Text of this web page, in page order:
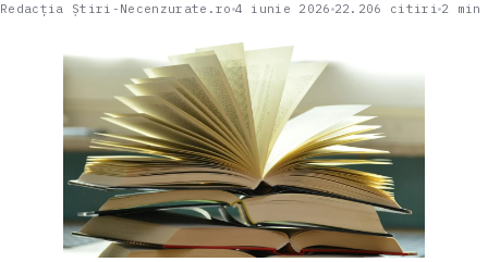
Redacția Știri-Necenzurate.ro 4 iunie 2026 22.206 citiri 2 min